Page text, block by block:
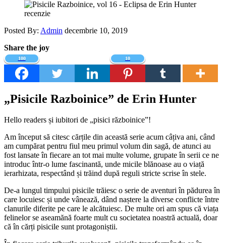
Posted By: Admin decembrie 10, 2019
Share the joy
100 10
„Pisicile Razboinice” de Erin Hunter
Hello readers și iubitori de „pisici războinice”!
Am început să citesc cărțile din această serie acum câțiva ani, când
am cumpărat pentru fiul meu primul volum din sagă, de atunci au
fost lansate în fiecare an tot mai multe volume, grupate în serii ce ne
introduc într-o lume fascinantă, unde micile blănoase au o viață
ierarhizata, respectând și trăind după reguli stricte scrise în stele.
De-a lungul timpului pisicile trăiesc o serie de aventuri în pădurea în
care locuiesc și unde vânează, dând naștere la diverse conflicte între
clanurile diferite pe care le alcătuiesc. De multe ori am spus că viața
felinelor se aseamănă foarte mult cu societatea noastră actuală, doar
că în cărți pisicile sunt protagoniștii.